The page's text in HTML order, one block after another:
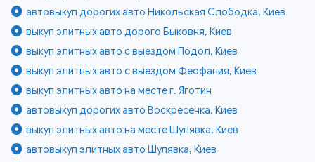
автовыкуп дорогих авто Никольская Слободка, Киев
выкуп элитных авто дорого Быковня, Киев
выкуп элитных авто с выездом Подол, Киев
выкуп элитных авто с выездом Феофания, Киев
выкуп элитных авто на месте г. Яготин
автовыкуп дорогих авто Воскресенка, Киев
выкуп элитных авто на месте Шулявка, Киев
автовыкуп элитных авто Шулявка, Киев